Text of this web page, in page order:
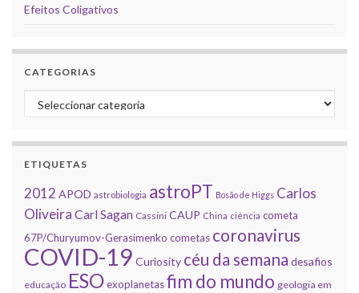
Efeitos Coligativos
CATEGORIAS
Categorias
ETIQUETAS
2012 APOD astrobiologia astroPT Bosão de Higgs Carlos
Oliveira Carl Sagan Cassini CAUP China ciência cometa
67P/Churyumov-Gerasimenko cometas coronavirus
COVID-19 Curiosity céu da semana desafios
educação ESOexoplanetasfim do mundo geologia em